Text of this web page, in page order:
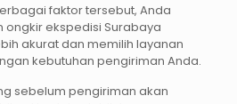
faktor tersebut, Anda
ekspedisi Surabaya
akurat dan memilih layanan
kebutuhan pengiriman Anda.
sebelum pengiriman akan